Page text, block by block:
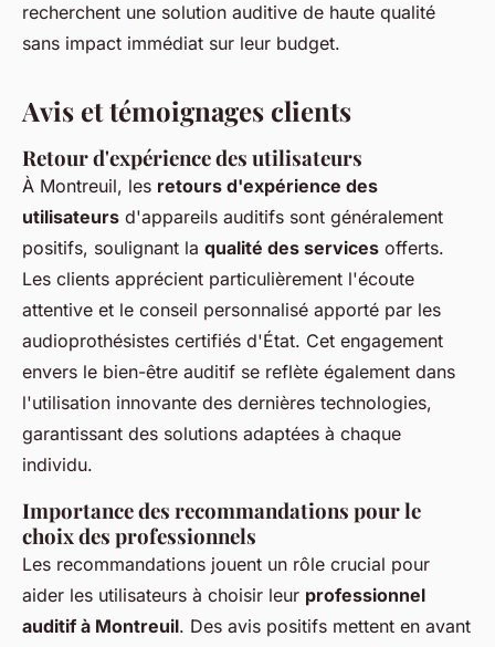
recherchent une solution auditive de haute qualité
sans impact immédiat sur leur budget.
Avis et témoignages clients
Retour d'expérience des utilisateurs
À Montreuil, les retours d'expérience des
utilisateurs d'appareils auditifs sont généralement
positifs, soulignant la qualité des services offerts.
Les clients apprécient particulièrement l'écoute
attentive et le conseil personnalisé apporté par les
audioprothésistes certifiés d'État. Cet engagement
envers le bien-être auditif se reflète également dans
l'utilisation innovante des dernières technologies,
garantissant des solutions adaptées à chaque
individu.
Importance des recommandations pour le
choix des professionnels
Les recommandations jouent un rôle crucial pour
aider les utilisateurs à choisir leur professionnel
auditif à Montreuil. Des avis positifs mettent en avant